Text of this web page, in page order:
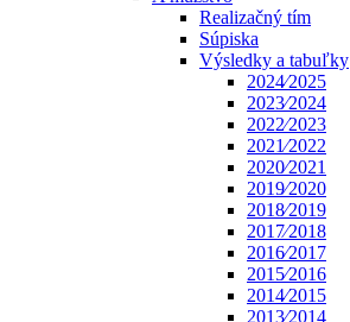
Realizačný tím
Súpiska
Výsledky a tabuľky
2024⁄2025
2023⁄2024
2022⁄2023
2021⁄2022
2020⁄2021
2019⁄2020
2018⁄2019
2017⁄2018
2016⁄2017
2015⁄2016
2014⁄2015
2013⁄2014